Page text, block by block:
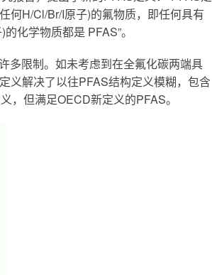
何H/Cl/Br/I原子)的氟物质，即任何具有
化学物质都是 PFAS”。
多限制。如未考虑到在全氟化碳两端具
义解决了以往PFAS结构定义模糊，包含
，但满足OECD新定义的PFAS。